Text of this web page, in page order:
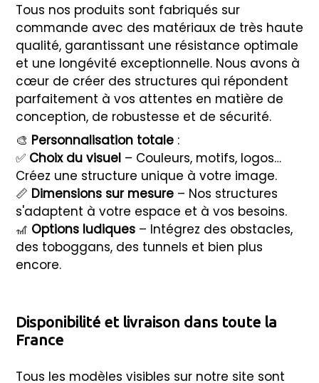
Tous nos produits sont fabriqués sur
commande avec des matériaux de très haute
qualité, garantissant une résistance optimale
et une longévité exceptionnelle. Nous avons à
cœur de créer des structures qui répondent
parfaitement à vos attentes en matière de
conception, de robustesse et de sécurité.
🎨 Personnalisation totale :
✅ Choix du visuel – Couleurs, motifs, logos…
Créez une structure unique à votre image.
📏 Dimensions sur mesure – Nos structures
s'adaptent à votre espace et à vos besoins.
🎢 Options ludiques – Intégrez des obstacles,
des toboggans, des tunnels et bien plus
encore.
Disponibilité et livraison dans toute la
France
Tous les modèles visibles sur notre site sont